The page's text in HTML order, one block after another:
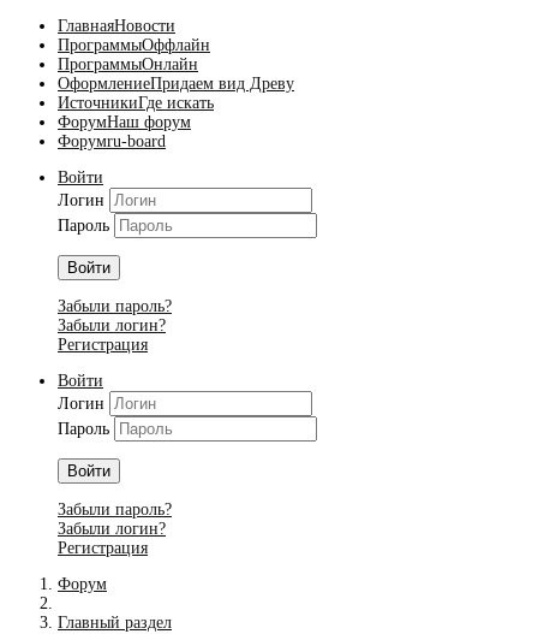
ГлавнаяНовости
ПрограммыОффлайн
ПрограммыОнлайн
ОформлениеПридаем вид Древу
ИсточникиГде искать
ФорумНаш форум
Форумru-board
Войти
Логин
Пароль
Войти
Забыли пароль?
Забыли логин?
Регистрация
Войти
Логин
Пароль
Войти
Забыли пароль?
Забыли логин?
Регистрация
Форум
Главный раздел